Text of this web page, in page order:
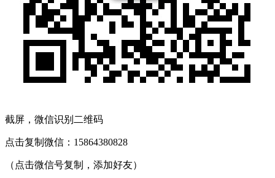
截屏，微信识别二维码
点击复制微信：15864380828
（点击微信号复制，添加好友）